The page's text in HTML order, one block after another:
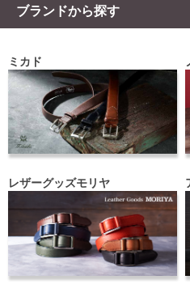
ブランドから探す
ミカド
レザーグッズモリヤ